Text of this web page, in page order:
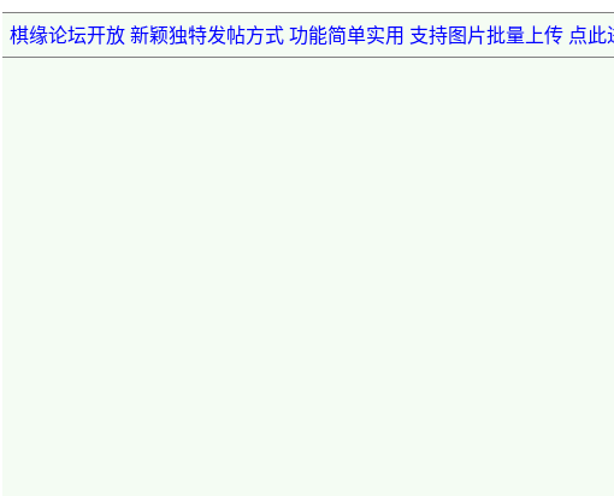
棋缘论坛开放 新颖独特发帖方式 功能简单实用 支持图片批量上传 点